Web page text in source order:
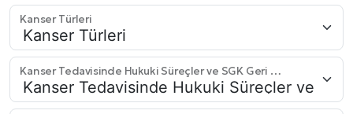
Kanser Türleri
Kanser Tedavisinde Hukuki Süreçler ve SGK Geri Ödemeleri